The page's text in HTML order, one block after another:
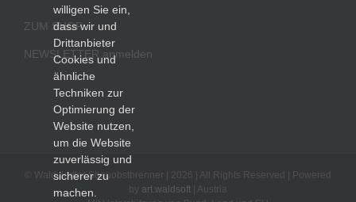
ZUM SHOP
NEWSLETTER anmelden
© Waldviertler Streuobstbrenner | 2026 | All Rights Reserved | Powered
by art.waldsoft | Austria
willigen Sie ein,
dass wir und
Drittanbieter
Cookies und
ähnliche
Techniken zur
Optimierung der
Website nutzen,
um die Website
zuverlässig und
sicherer zu
machen.